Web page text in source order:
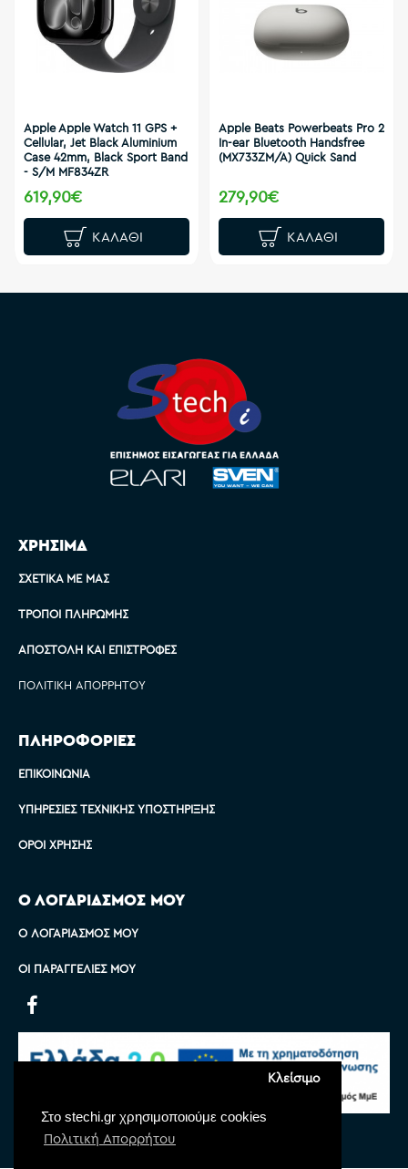
Στο stechi.gr χρησιμοποιούμε cookies
Πολιτική Απορρήτου
Κλείσιμο
Apple Apple Watch 11 GPS +
Cellular, Jet Black Aluminium
Case 42mm, Black Sport Band
- S/M MF834ZR
619,90€
ΚΑΛΆΘΙ
Apple Beats Powerbeats Pro 2
In-ear Bluetooth Handsfree
(MX733ZM/A) Quick Sand
279,90€
ΚΑΛΆΘΙ
ΧΡΗΣΙΜΑ
ΣΧΕΤΙΚΆ ΜΕ ΜΑΣ
ΤΡΌΠΟΙ ΠΛΗΡΩΜΉΣ
ΑΠΟΣΤΟΛΉ ΚΑΙ ΕΠΙΣΤΡΟΦΈΣ
ΠΟΛΙΤΙΚΉ ΑΠΟΡΡΉΤΟΥ
ΠΛΗΡΟΦΟΡΙΕΣ
ΕΠΙΚΟΙΝΩΝΊΑ
ΥΠΗΡΕΣΊΕΣ ΤΕΧΝΙΚΉΣ ΥΠΟΣΤΉΡΙΞΗΣ
ΌΡΟΙ ΧΡΉΣΗΣ
Ο ΛΟΓΑΡΙΑΣΜΟΣ ΜΟΥ
Ο ΛΟΓΑΡΙΑΣΜΌΣ ΜΟΥ
ΟΙ ΠΑΡΑΓΓΕΛΊΕΣ ΜΟΥ